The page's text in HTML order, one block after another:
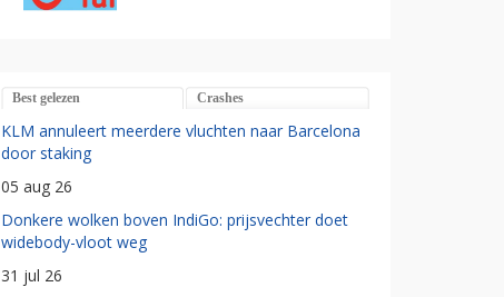
Best gelezen Crashes
KLM annuleert meerdere vluchten naar Barcelona
door staking
05 aug 26
Donkere wolken boven IndiGo: prijsvechter doet
widebody-vloot weg
31 jul 26